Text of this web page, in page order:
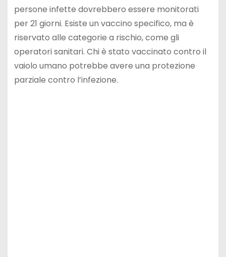
persone infette dovrebbero essere monitorati
per 21 giorni. Esiste un vaccino specifico, ma è
riservato alle categorie a rischio, come gli
operatori sanitari. Chi è stato vaccinato contro il
vaiolo umano potrebbe avere una protezione
parziale contro l’infezione.